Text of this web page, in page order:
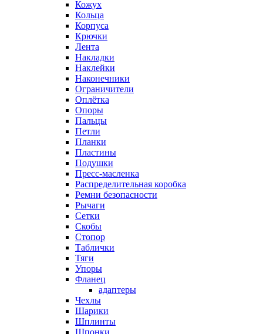
Кожух
Кольца
Корпуса
Крючки
Лента
Накладки
Наклейки
Наконечники
Ограничители
Оплётка
Опоры
Пальцы
Петли
Планки
Пластины
Подушки
Пресс-масленка
Распределительная коробка
Ремни безопасности
Рычаги
Сетки
Скобы
Стопор
Таблички
Тяги
Упоры
Фланец
адаптеры
Чехлы
Шарики
Шплинты
Шпонки